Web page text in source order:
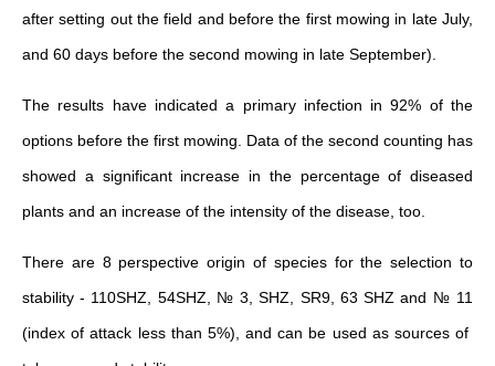
after setting out the field and before the first mowing in late July,
and 60 days before the second mowing in late September).
The results have indicated a primary infection in 92% of the
options before the first mowing. Data of the second counting has
showed a significant increase in the percentage of diseased
plants and an increase of the intensity of the disease, too.
There are 8 perspective origin of species for the selection to
stability - 110SHZ, 54SHZ, № 3, SHZ, SR9, 63 SHZ and № 11
(index of attack less than 5%), and can be used as sources of